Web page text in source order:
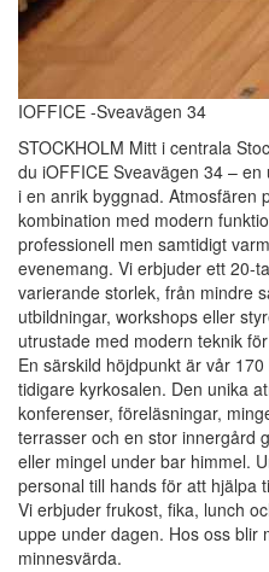
IOFFICE -Sveavägen 34
STOCKHOLM Mitt i centrala
du iOFFICE Sveavägen 34 –
i en anrik byggnad. Atmosfären
kombination med modern
professionell men samtidigt
evenemang. Vi erbjuder ett 20-
varierande storlek, från mindre
utbildningar, workshops eller
utrustade med modern teknik
En särskild höjdpunkt är vår
tidigare kyrkosalen. Den unika
konferenser, föreläsningar,
terrasser och en stor innergård
eller mingel under bar himmel.
personal till hands för att hjälpa
Vi erbjuder frukost, fika, lunch
uppe under dagen. Hos oss blir
minnesvärda.